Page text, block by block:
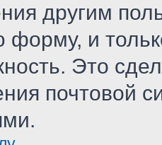
другим
и
Это
почтовой